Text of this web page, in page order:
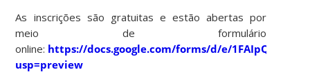
As inscrições são gratuitas e estão abertas por
meio de formulário
online: https://docs.google.com/forms/d/e/
usp=preview